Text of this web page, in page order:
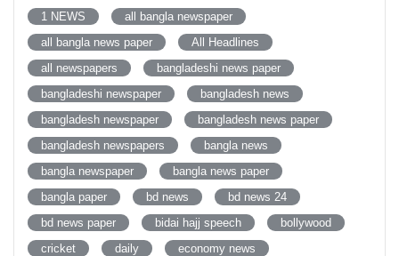
1 NEWS
all bangla newspaper
all bangla news paper
All Headlines
all newspapers
bangladeshi news paper
bangladeshi newspaper
bangladesh news
bangladesh newspaper
bangladesh news paper
bangladesh newspapers
bangla news
bangla newspaper
bangla news paper
bangla paper
bd news
bd news 24
bd news paper
bidai hajj speech
bollywood
cricket
daily
economy news